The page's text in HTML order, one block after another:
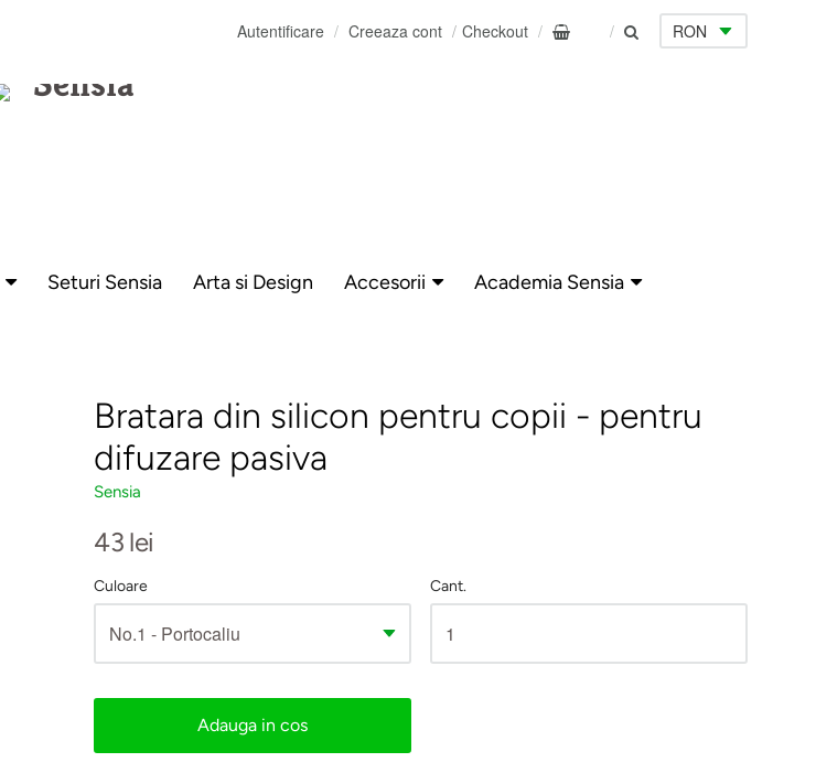
Autentificare Creeaza cont Checkout
Seturi Sensia Arta si Design Accesorii Academia Sensia
Bratara din silicon pentru copii - pentru
difuzare pasiva
Sensia
43 lei
Culoare Cant.
Adauga in cos